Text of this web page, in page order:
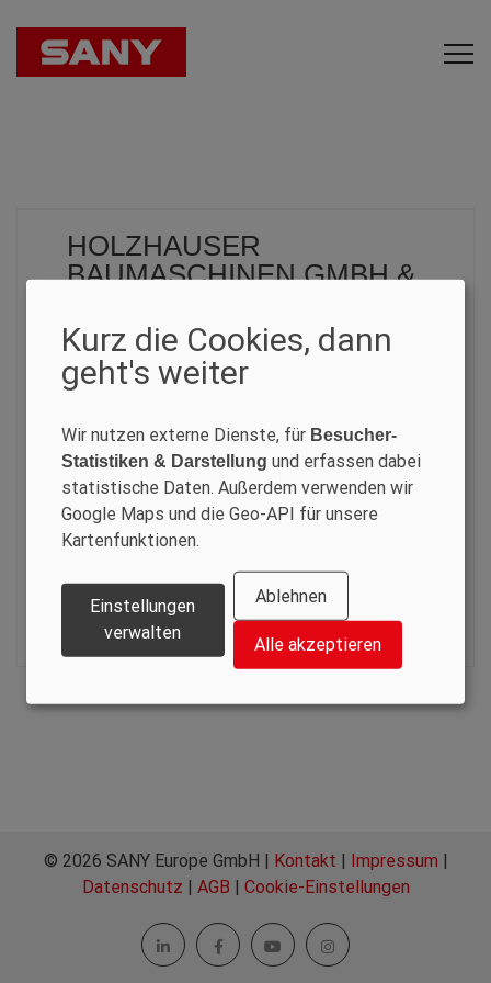
HOLZHAUSER
BAUMASCHINEN GMBH &
TRIER
Holzhauser
Auf Bowert 5
54340 Bekond
Deutschland
+49 6502 930730
mail@holzhauser.info
www.holzhauser.info
© 2026 SANY Europe GmbH | Kontakt | Impressum |
Datenschutz | AGB | Cookie-Einstellungen
Kurz die Cookies, dann
geht's weiter
Wir nutzen externe Dienste, für Besucher-
Statistiken & Darstellung und erfassen dabei
statistische Daten. Außerdem verwenden wir
Google Maps und die Geo-API für unsere
Kartenfunktionen.
Einstellungen
verwalten
Ablehnen
Alle akzeptieren